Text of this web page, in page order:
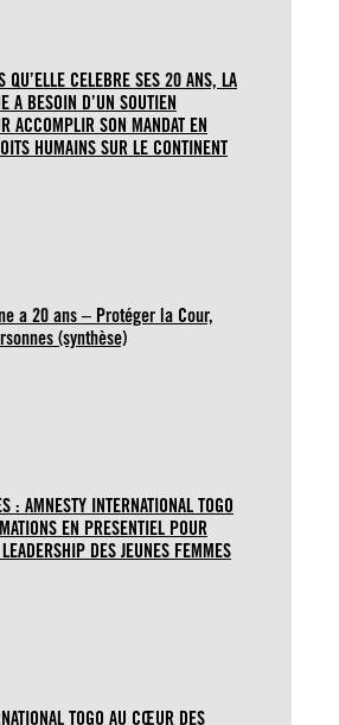
QU’ELLE CELEBRE SES 20 ANS, LA
A BESOIN D’UN SOUTIEN
ACCOMPLIR SON MANDAT EN
HUMAINS SUR LE CONTINENT
a 20 ans – Protéger la Cour,
(synthèse)
: AMNESTY INTERNATIONAL TOGO
EN PRESENTIEL POUR
DES JEUNES FEMMES
TOGO AU CŒUR DES